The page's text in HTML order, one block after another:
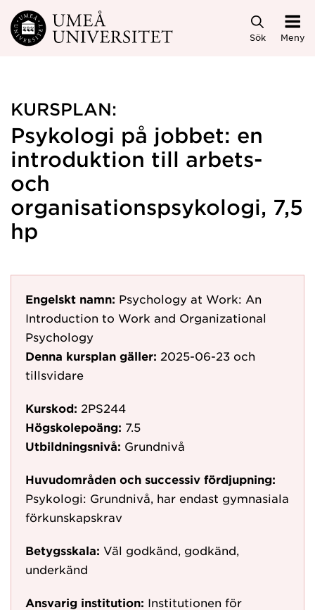
Hoppa direkt till innehållet
Sök Meny
KURSPLAN:
Psykologi på jobbet: en
introduktion till arbets-
och
organisationspsykologi, 7,5
hp
Engelskt namn: Psychology at Work: An
Introduction to Work and Organizational
Psychology
Denna kursplan gäller: 2025-06-23 och
tillsvidare
Kurskod: 2PS244
Högskolepoäng: 7.5
Utbildningsnivå: Grundnivå
Huvudområden och successiv fördjupning:
Psykologi: Grundnivå, har endast gymnasiala
förkunskapskrav
Betygsskala: Väl godkänd, godkänd,
underkänd
Ansvarig institution: Institutionen för